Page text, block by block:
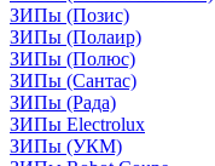
ЗИПы (Позис)
ЗИПы (Полаир)
ЗИПы (Полюс)
ЗИПы (Сантас)
ЗИПы (Рада)
ЗИПы Electrolux
ЗИПы (УКМ)